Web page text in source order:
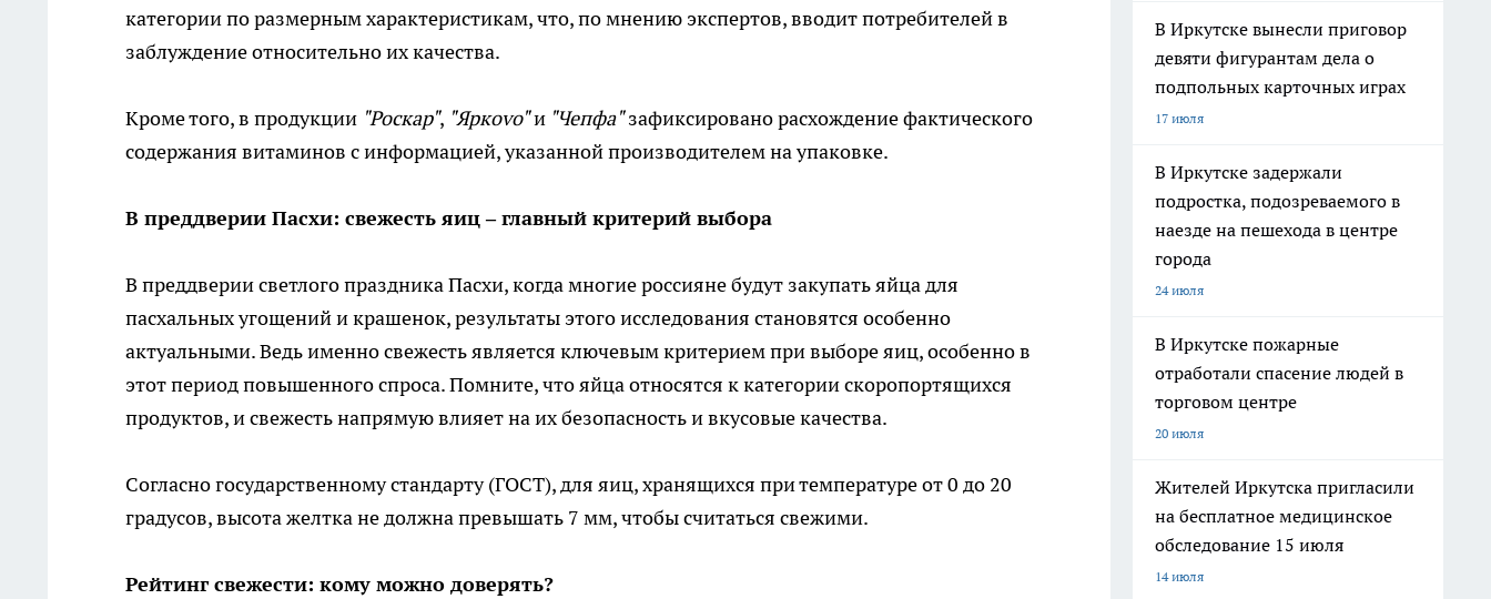
категории по размерным характеристикам, что, по мнению экспертов, вводит потребителей в
заблуждение относительно их качества.
Кроме того, в продукции "Роскар", "Яркоvо"и "Чепфа"зафиксировано расхождение фактического
содержания витаминов с информацией, указанной производителем на упаковке.
В преддверии Пасхи: свежесть яиц – главный критерий выбора
В преддверии светлого праздника Пасхи, когда многие россияне будут закупать яйца для
пасхальных угощений и крашенок, результаты этого исследования становятся особенно
актуальными. Ведь именно свежесть является ключевым критерием при выборе яиц, особенно в
этот период повышенного спроса. Помните, что яйца относятся к категории скоропортящихся
продуктов, и свежесть напрямую влияет на их безопасность и вкусовые качества.
Согласно государственному стандарту (ГОСТ), для яиц, хранящихся при температуре от 0 до 20
градусов, высота желтка не должна превышать 7 мм, чтобы считаться свежими.
Рейтинг свежести: кому можно доверять?
В Иркутске вынесли приговор
девяти фигурантам дела о
подпольных карточных играх
17 июля
В Иркутске задержали
подростка, подозреваемого в
наезде на пешехода в центре
города
24 июля
В Иркутске пожарные
отработали спасение людей в
торговом центре
20 июля
Жителей Иркутска пригласили
на бесплатное медицинское
обследование 15 июля
14 июля